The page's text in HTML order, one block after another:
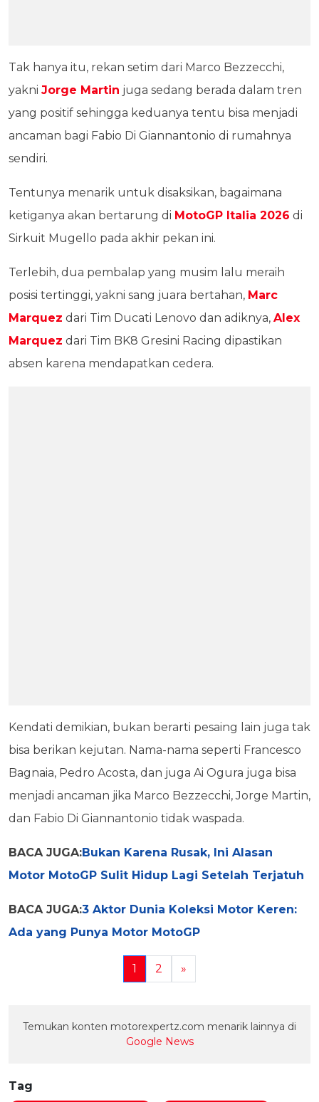
Tak hanya itu, rekan setim dari Marco Bezzecchi,
yakni Jorge Martin juga sedang berada dalam tren
yang positif sehingga keduanya tentu bisa menjadi
ancaman bagi Fabio Di Giannantonio di rumahnya
sendiri.
Tentunya menarik untuk disaksikan, bagaimana
ketiganya akan bertarung di MotoGP Italia 2026 di
Sirkuit Mugello pada akhir pekan ini.
Terlebih, dua pembalap yang musim lalu meraih
posisi tertinggi, yakni sang juara bertahan, Marc
Marquez dari Tim Ducati Lenovo dan adiknya, Alex
Marquez dari Tim BK8 Gresini Racing dipastikan
absen karena mendapatkan cedera.
Kendati demikian, bukan berarti pesaing lain juga tak
bisa berikan kejutan. Nama-nama seperti Francesco
Bagnaia, Pedro Acosta, dan juga Ai Ogura juga bisa
menjadi ancaman jika Marco Bezzecchi, Jorge Martin,
dan Fabio Di Giannantonio tidak waspada.
BACA JUGA:Bukan Karena Rusak, Ini Alasan
Motor MotoGP Sulit Hidup Lagi Setelah Terjatuh
BACA JUGA:3 Aktor Dunia Koleksi Motor Keren:
Ada yang Punya Motor MotoGP
1 2 »
Temukan konten motorexpertz.com menarik lainnya di
Google News
Tag